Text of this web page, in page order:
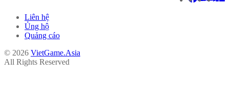
Liên hệ
Ủng hộ
Quảng cáo
© 2026 VietGame.Asia
All Rights Reserved